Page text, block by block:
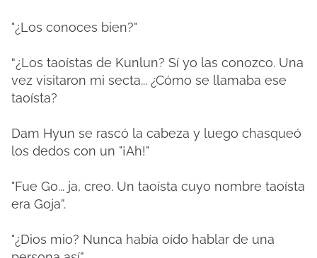
"¿Los conoces bien?"
“¿Los taoístas de Kunlun? Sí yo las conozco. Una
vez visitaron mi secta... ¿Cómo se llamaba ese
taoísta?
Dam Hyun se rascó la cabeza y luego chasqueó
los dedos con un "¡Ah!"
"Fue Go... ja, creo. Un taoísta cuyo nombre taoísta
era Goja”.
"¿Dios mio? Nunca había oído hablar de una